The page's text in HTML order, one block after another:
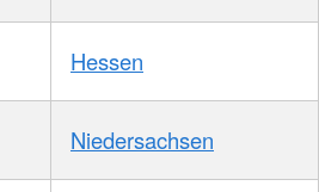
Hessen
Niedersachsen